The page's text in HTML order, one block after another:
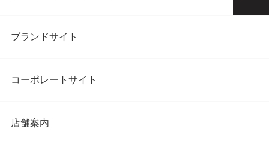
ブランドサイト
コーポレートサイト
店舗案内